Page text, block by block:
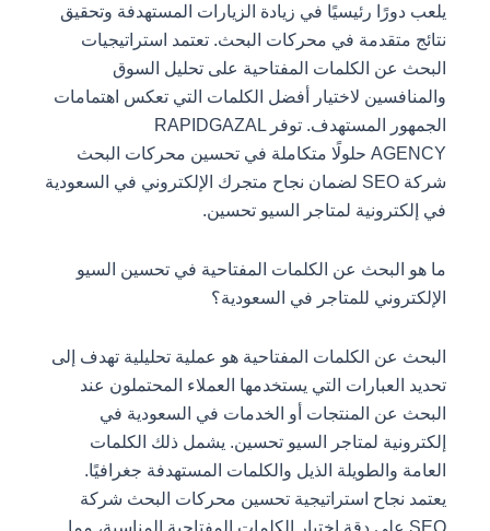
يلعب دورًا رئيسيًا في زيادة الزيارات المستهدفة وتحقيق
نتائج متقدمة في محركات البحث. تعتمد استراتيجيات
البحث عن الكلمات المفتاحية على تحليل السوق
والمنافسين لاختيار أفضل الكلمات التي تعكس اهتمامات
الجمهور المستهدف. توفر RAPIDGAZAL
AGENCY حلولًا متكاملة في تحسين محركات البحث
شركة SEO لضمان نجاح متجرك الإلكتروني في السعودية
في إلكترونية لمتاجر السيو تحسين.
ما هو البحث عن الكلمات المفتاحية في تحسين السيو
الإلكتروني للمتاجر في السعودية؟
البحث عن الكلمات المفتاحية هو عملية تحليلية تهدف إلى
تحديد العبارات التي يستخدمها العملاء المحتملون عند
البحث عن المنتجات أو الخدمات في السعودية في
إلكترونية لمتاجر السيو تحسين. يشمل ذلك الكلمات
العامة والطويلة الذيل والكلمات المستهدفة جغرافيًا.
يعتمد نجاح استراتيجية تحسين محركات البحث شركة
SEO على دقة اختيار الكلمات المفتاحية المناسبة، مما